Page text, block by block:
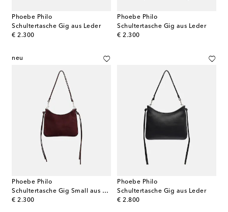
Phoebe Philo
Schultertasche Gig aus Leder
€ 2.300
original price
Phoebe Philo
Schultertasche Gig aus Leder
€ 2.300
original price
neu
Phoebe Philo
Schultertasche Gig Small aus Veloursleder
€ 2.300
original price
Phoebe Philo
Schultertasche Gig aus Leder
€ 2.800
original price